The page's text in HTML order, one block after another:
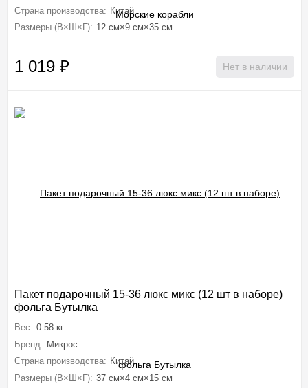
Страна производства: Китай
Размеры (В×Ш×Г): 12 см×9 см×35 см
1 019 ₽ Нет в наличии
Пакет подарочный 15-36 люкс микс (12 шт в наборе)
фольга Бутылка
Вес: 0.58 кг
Бренд: Микрос
Страна производства: Китай
Размеры (В×Ш×Г): 37 см×4 см×15 см